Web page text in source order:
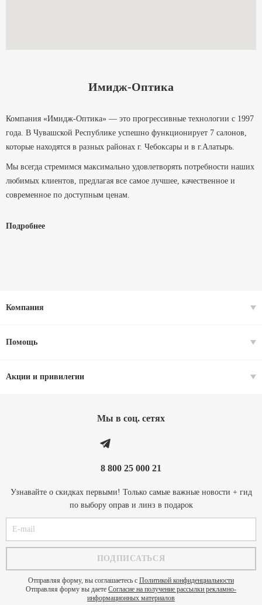
Имидж-Оптика
Компания «Имидж-Оптика» — это прогрессивные технологии с 1997
года. В Чувашской Республике успешно функционирует 7 салонов,
которые находятся в разных районах г. Чебоксары и в г.Алатырь.
Мы всегда стремимся максимально удовлетворять потребности наших
любимых клиентов, предлагая все самое лучшее, качественное и
современное по доступным ценам.
Подробнее
Компания
Помощь
Акции и привилегии
Мы в соц. cетях
8 800 25 000 21
Узнавайте о скидках первыми! Только самые важные новости + гид
по выбору оправ и линз в подарок
Отправляя форму, вы соглашаетесь с Политикой конфиденциальности
Отправляя форму вы даете Согласие на получение рассылки рекламно-
информационных материалов